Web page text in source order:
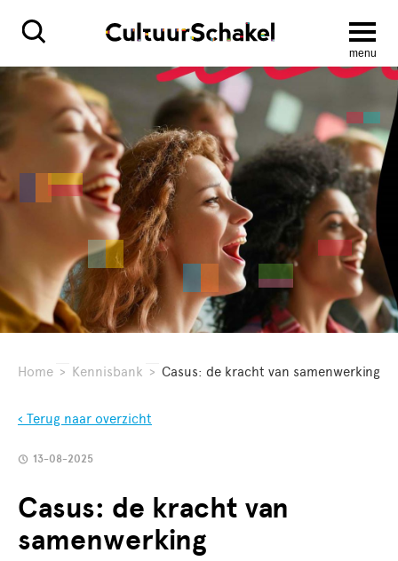
menu
Home > Kennisbank > Casus: de kracht van samenwerking
‹ Terug naar overzicht
13-08-2025
Casus: de kracht van
samenwerking